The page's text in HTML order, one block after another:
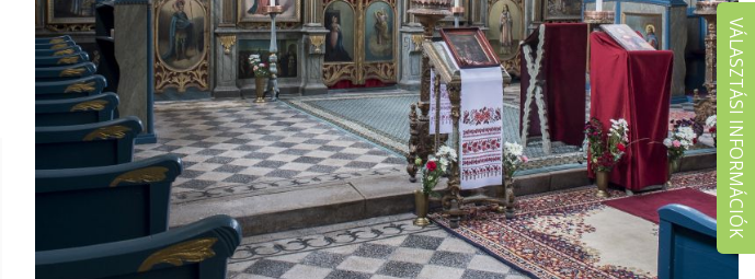
VÁLASZTÁSI INFORMÁCIÓK